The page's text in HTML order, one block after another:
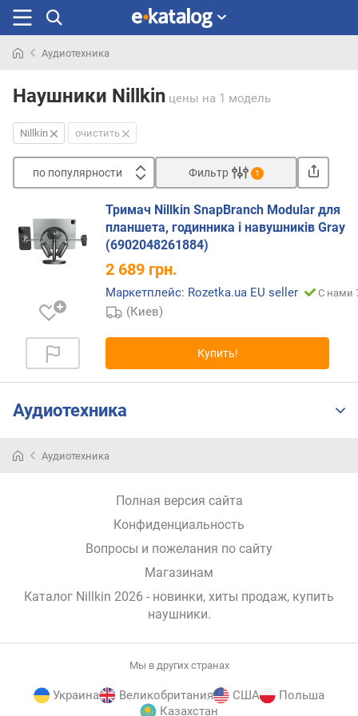
раньше
Аудиотехника
Наушники Nillkin цены на 1 модель
Nillkin очистить
по популярности
п
о
п
у
л
я
н
с
т
х
д
о
г
Фильтр 1
Тримач Nillkin SnapBranch Modular для
планшета, годинника і навушників Gray
(6902048261884)
2 689 грн.
Маркетплейс: Rozetka.ua EU seller С нами
(Киев)
Купить!
Аудиотехника
Аудиотехника
Полная версия сайта
Конфиденциальность
Вопросы и пожелания по сайту
Магазинам
Каталог Nillkin 2026 - новинки, хиты продаж, купить
наушники.
Мы в других странах
Украина Великобритания США
Польша
Казахстан